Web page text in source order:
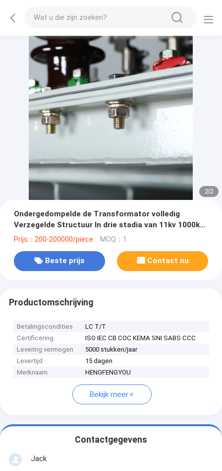
2/2
Ondergedompelde de Transformator volledig
Verzegelde Structuur In drie stadia van 11kv 1000kva
Olie
Prijs：200-200000/piece MOQ：1
Beste prijs Contact nu
Productomschrijving
Betalingscondities
LC T/T
Certificering
ISO IEC CB COC KEMA SNI SABS CCC
Levering vermogen
5000 stukken/jaar
Levertijd
15 dagen
Merknaam
HENGFENGYOU
Bekijk meer
Contactgegevens
Jack